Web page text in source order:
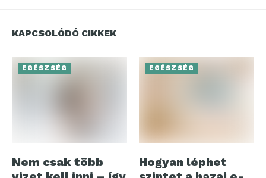
KAPCSOLÓDÓ CIKKEK
EGÉSZSÉG
Nem csak több
EGÉSZSÉG
Hogyan léphet